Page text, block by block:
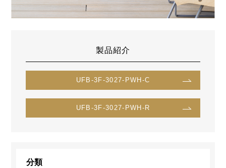
製品紹介
UFB-3F-3027-PWH-C
UFB-3F-3027-PWH-R
分類